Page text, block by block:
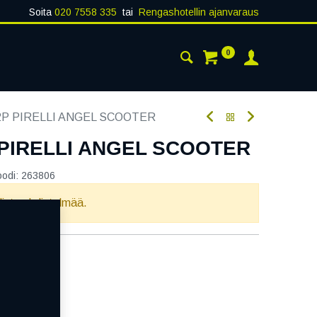
Soita 020 7558 335 tai Rengashotellin ajanvaraus
0
PIRELLI ANGEL SCOOTER
ANGEL SCOOTER
263806
yhdistelmää.